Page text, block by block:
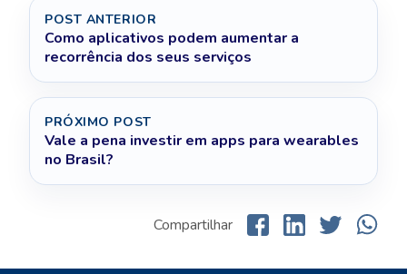
POST ANTERIOR
Como aplicativos podem aumentar a
recorrência dos seus serviços
PRÓXIMO POST
Vale a pena investir em apps para wearables
no Brasil?
Compartilhar